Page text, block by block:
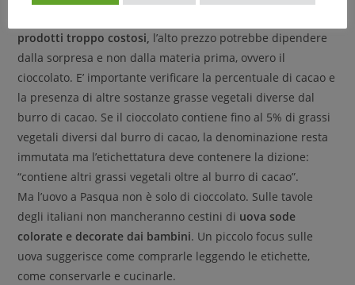
prodotti troppo costosi, l’alto prezzo potrebbe dipendere
dalla sorpresa e non dalla materia prima, ovvero il
cioccolato. E’ importante verificare la percentuale di cacao e
la presenza di altre sostanze grasse vegetali diverse dal
burro di cacao. Se il cioccolato contiene fino al 5% di grassi
vegetali diversi dal burro di cacao, la denominazione resta
immutata ma l’etichettatura deve contenere la dizione:
“contiene altri grassi vegetali oltre al burro di cacao”.
Ma l’uovo a Pasqua non è solo di cioccolato. Sulle tavole
degli italiani non mancheranno cestini di uova sode
colorate e decorate dai bambini. Un piccolo focus sulle
uova suggerisce come comprarle leggendo le etichette,
come conservarle e cucinarle.